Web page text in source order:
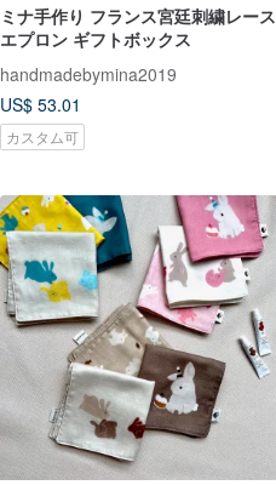
ミナ手作り フランス宮廷刺繍レース
エプロン ギフトボックス
handmadebymina2019
US$ 53.01
カスタム可